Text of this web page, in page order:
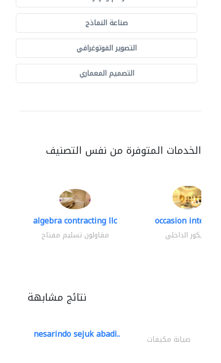
صناعة النماذج
التصوير الفوتوغرافي
التصميم المعماري
الخدمات المتوفرة من نفس التصنيف
algebra contracting llc
مقاولون تسليم مفتاح
occasion interiors
الديكور الداخلي
نتائج مشابهة
nesarindo sejuk abadi.. صيانة مكيفات